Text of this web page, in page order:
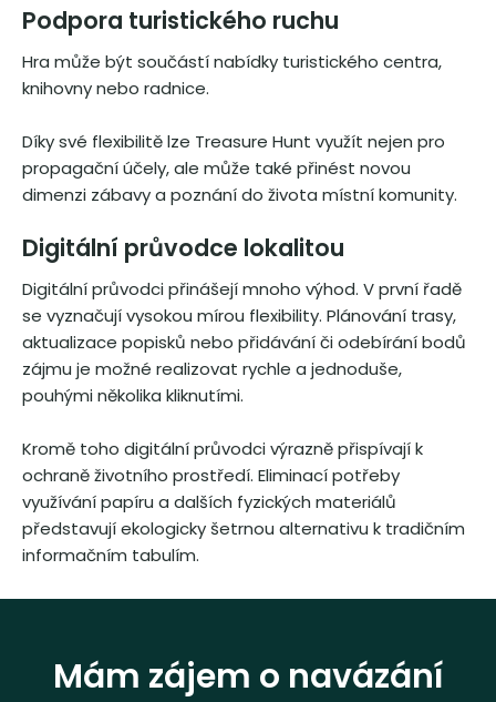
Podpora turistického ruchu
Hra může být součástí nabídky turistického centra,
knihovny nebo radnice.
Díky své flexibilitě lze Treasure Hunt využít nejen pro
propagační účely, ale může také přinést novou
dimenzi zábavy a poznání do života místní komunity.
Digitální průvodce lokalitou
Digitální průvodci přinášejí mnoho výhod. V první řadě
se vyznačují vysokou mírou flexibility. Plánování trasy,
aktualizace popisků nebo přidávání či odebírání bodů
zájmu je možné realizovat rychle a jednoduše,
pouhými několika kliknutími.
Kromě toho digitální průvodci výrazně přispívají k
ochraně životního prostředí. Eliminací potřeby
využívání papíru a dalších fyzických materiálů
představují ekologicky šetrnou alternativu k tradičním
informačním tabulím.
Mám zájem o navázání